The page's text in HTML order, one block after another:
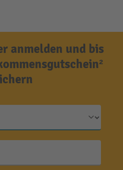
anmelden und bis